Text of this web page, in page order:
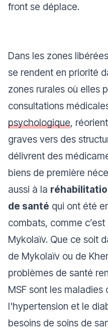
front se déplace.
Dans les zones
se rendent en priorité
zones rurales où elles
consultations
psychologique,
graves vers des
délivrent des
biens de première
aussi à la
de santé qui ont été
combats, comme
Mykolaïv. Que ce soit
de Mykolaïv ou de
problèmes de santé
MSF sont les maladies
l'hypertension et le
besoins de soins de